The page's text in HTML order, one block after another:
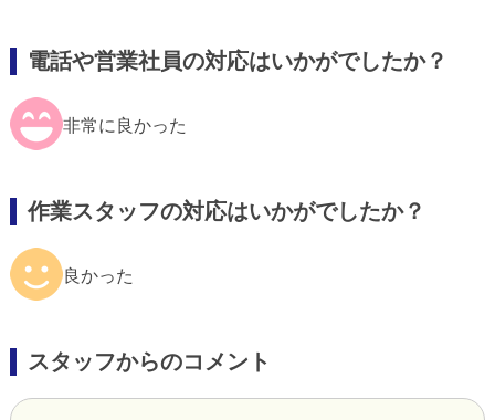
電話や営業社員の対応はいかがでしたか？
非常に良かった
作業スタッフの対応はいかがでしたか？
良かった
スタッフからのコメント